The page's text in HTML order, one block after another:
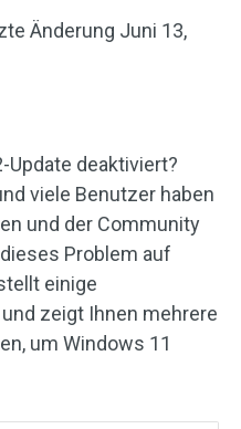
Änderung Juni 13,
Update deaktiviert?
viele Benutzer haben
und der Community
Problem auf
einige
zeigt Ihnen mehrere
um Windows 11